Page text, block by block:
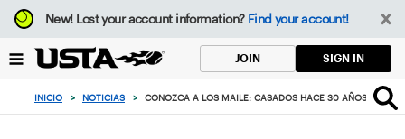
Enfoque
desde
botón
volver
New!Lost your account information? Find your account!
JOIN SIGN IN
INICIO > NOTICIAS > CONOZCA A LOS MAILE: CASADOS HACE 30 AÑOS, SUS